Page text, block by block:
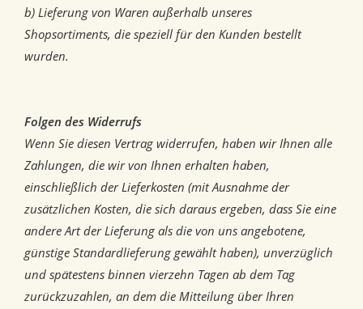
b) Lieferung von Waren außerhalb unseres
Shopsortiments, die speziell für den Kunden bestellt
wurden.
Folgen des Widerrufs
Wenn Sie diesen Vertrag widerrufen, haben wir Ihnen alle
Zahlungen, die wir von Ihnen erhalten haben,
einschließlich der Lieferkosten (mit Ausnahme der
zusätzlichen Kosten, die sich daraus ergeben, dass Sie eine
andere Art der Lieferung als die von uns angebotene,
günstige Standardlieferung gewählt haben), unverzüglich
und spätestens binnen vierzehn Tagen ab dem Tag
zurückzuzahlen, an dem die Mitteilung über Ihren